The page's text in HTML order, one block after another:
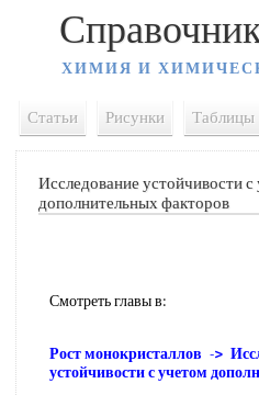
ХИМИЯ И
Статьи Рисунки Таблицы
Исследование устойчивости с
дополнительных факторов
Смотреть главы в:
Рост монокристаллов ->
устойчивости с учетом